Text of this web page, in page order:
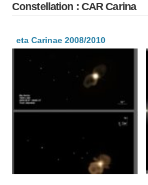
Constellation : CAR Carina
eta Carinae 2008/2010